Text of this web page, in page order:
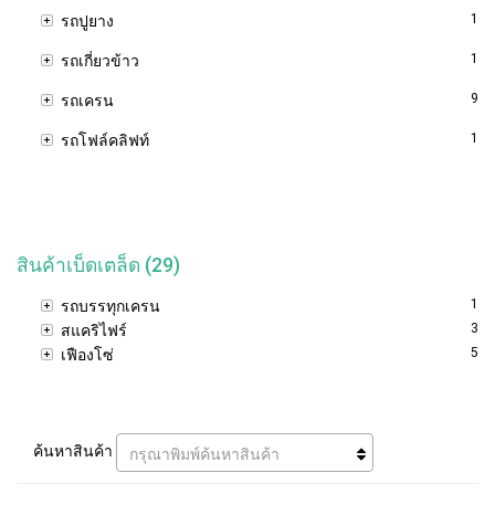
รถปูยาง 1
รถเกี่ยวข้าว 1
รถเครน 9
รถโฟล์คลิฟท์ 1
สินค้าเบ็ดเตล็ด (29)
รถบรรทุกเครน 1
สแคริไฟร์ 3
เฟืองโซ่ 5
ค้นหาสินค้า กรุณาพิมพ์ค้นหาสินค้า